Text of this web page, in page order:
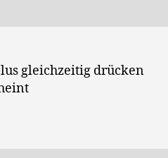
gleichzeitig drücken